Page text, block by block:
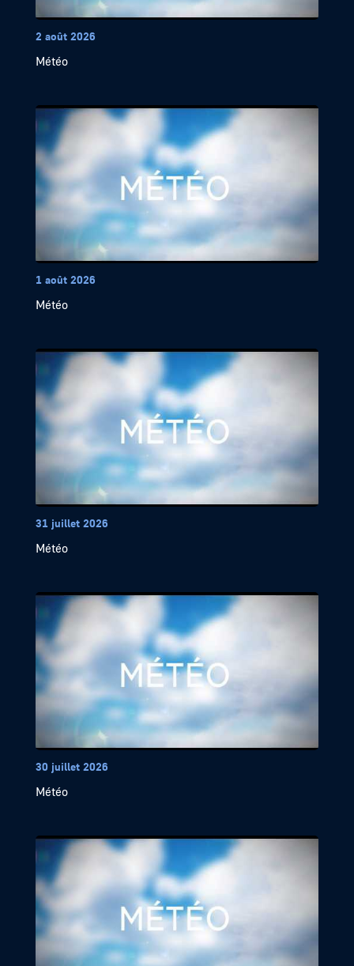
2 août 2026
Météo
1 août 2026
Météo
31 juillet 2026
Météo
30 juillet 2026
Météo